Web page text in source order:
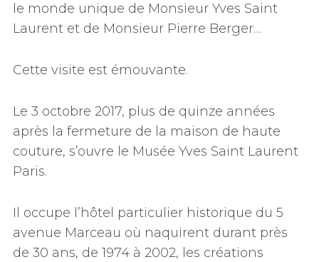
le monde unique de Monsieur Yves Saint
Laurent et de Monsieur Pierre Berger…
Cette visite est émouvante.
Le 3 octobre 2017, plus de quinze années
après la fermeture de la maison de haute
couture, s’ouvre le Musée Yves Saint Laurent
Paris.
Il occupe l’hôtel particulier historique du 5
avenue Marceau où naquirent durant près
de 30 ans, de 1974 à 2002, les créations